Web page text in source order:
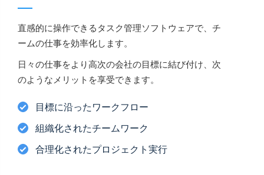
直感的に操作できるタスク管理ソフトウェアで、チ
ームの仕事を効率化します。
日々の仕事をより高次の会社の目標に結び付け、次
のようなメリットを享受できます。
目標に沿ったワークフロー
組織化されたチームワーク
合理化されたプロジェクト実行